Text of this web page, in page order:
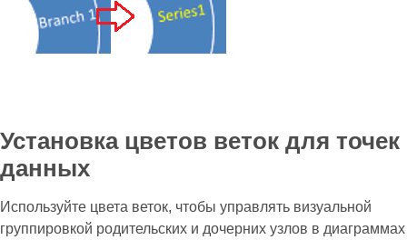
Установка цветов веток для точек
данных
Используйте цвета веток, чтобы управлять визуальной
группировкой родительских и дочерних узлов в диаграммах